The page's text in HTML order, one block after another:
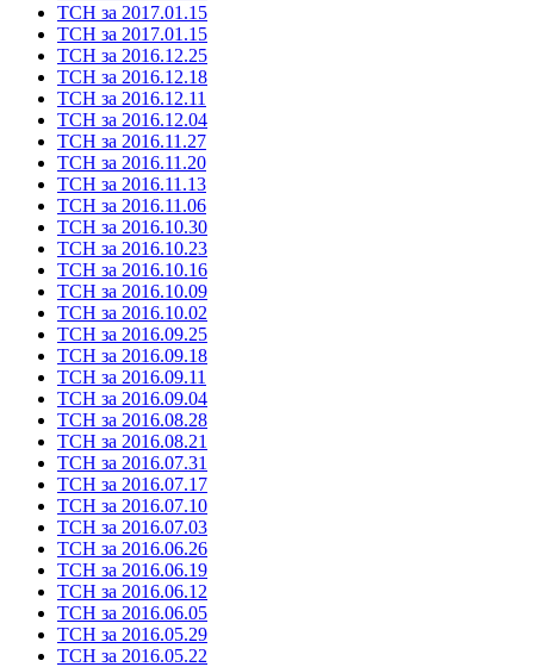
ТСН за 2017.01.15
ТСН за 2017.01.15
ТСН за 2016.12.25
ТСН за 2016.12.18
ТСН за 2016.12.11
ТСН за 2016.12.04
ТСН за 2016.11.27
ТСН за 2016.11.20
ТСН за 2016.11.13
ТСН за 2016.11.06
ТСН за 2016.10.30
ТСН за 2016.10.23
ТСН за 2016.10.16
ТСН за 2016.10.09
ТСН за 2016.10.02
ТСН за 2016.09.25
ТСН за 2016.09.18
ТСН за 2016.09.11
ТСН за 2016.09.04
ТСН за 2016.08.28
ТСН за 2016.08.21
ТСН за 2016.07.31
ТСН за 2016.07.17
ТСН за 2016.07.10
ТСН за 2016.07.03
ТСН за 2016.06.26
ТСН за 2016.06.19
ТСН за 2016.06.12
ТСН за 2016.06.05
ТСН за 2016.05.29
ТСН за 2016.05.22